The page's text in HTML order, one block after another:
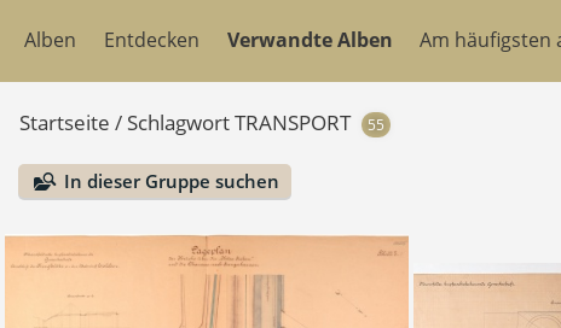
Alben Entdecken Verwandte Alben Am häufigsten
Startseite / SchlagwortTRANSPORT 55
In dieser Gruppe suchen